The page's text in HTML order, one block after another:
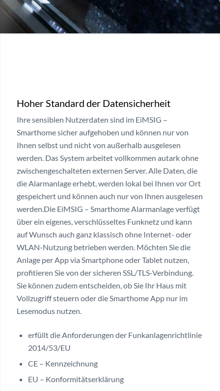
Hoher Standard der Datensicherheit
Ihre sensiblen Nutzerdaten sind im EiMSIG –
Smarthome sicher aufgehoben und können nur von
Ihnen selbst und nicht von außerhalb ausgelesen
werden. Das System arbeitet vollkommen autark ohne
zwischengeschalteten externen Server. Alle Daten, die
die Alarmanlage erhebt, werden lokal bei Ihnen vor Ort
gespeichert und können auch nur von Ihnen ausgelesen
werden.Die EiMSIG – Smarthome Alarmanlage verfügt
über ein eigenes, verschlüsseltes Funknetz und kann
auf Wunsch auch ganz klassisch ohne Internet- oder
WLAN-Nutzung betrieben werden. Möchten Sie die
Anlage per App via Smartphone oder Tablet nutzen,
profitieren Sie von der sicheren SSL/TLS-Verbindung.
Sie können zudem entscheiden, ob Sie Ihr Haus mit
Vollzugriff steuern oder die Smarthome App nur im
Lesemodus nutzen.
erfüllt die Anforderungen der Funkanlagenrichtlinie
2014/53/EU
CE – Kennzeichnung
EU – Konformitätserklärung